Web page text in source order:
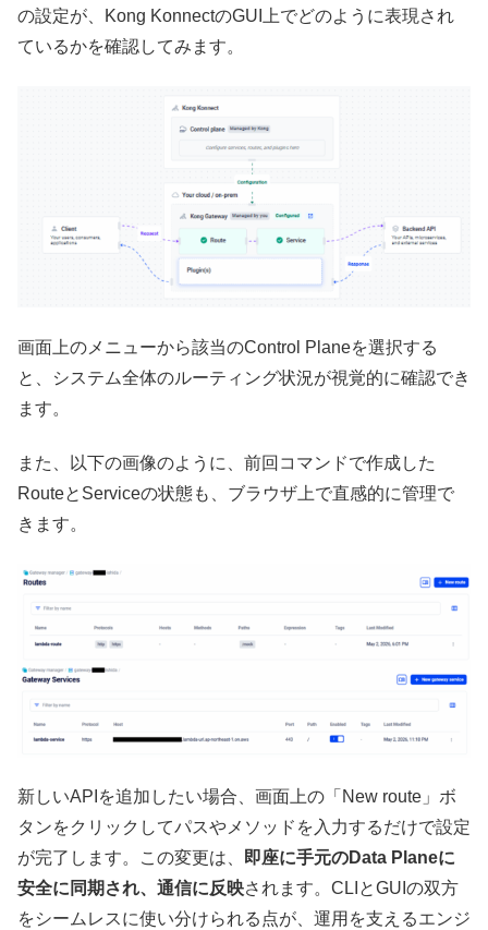
の設定が、Kong KonnectのGUI上でどのように表現され
ているかを確認してみます。
画面上のメニューから該当のControl Planeを選択する
と、システム全体のルーティング状況が視覚的に確認でき
ます。
また、以下の画像のように、前回コマンドで作成した
RouteとServiceの状態も、ブラウザ上で直感的に管理で
きます。
新しいAPIを追加したい場合、画面上の「New route」ボ
タンをクリックしてパスやメソッドを入力するだけで設定
が完了します。この変更は、
即座に手元のData Planeに
安全に同期され、通信に反映されます。CLIとGUIの双方
をシームレスに使い分けられる点が、運用を支えるエンジ